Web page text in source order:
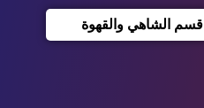
قسم الشاهي والقهوة